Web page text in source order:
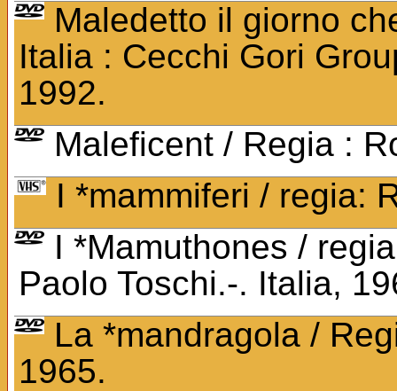
Maledetto il giorno
Italia : Cecchi Gori
1992.
Maleficent / Regia :
I *mammiferi / regia:
I *Mamuthones /
Paolo Toschi.-. Italia,
La *mandragola /
1965.